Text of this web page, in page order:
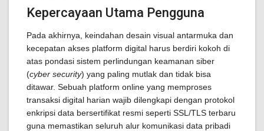
Kepercayaan Utama Pengguna
Pada akhirnya, keindahan desain visual antarmuka dan
kecepatan akses platform digital harus berdiri kokoh di
atas pondasi sistem perlindungan keamanan siber
(cyber security) yang paling mutlak dan tidak bisa
ditawar. Sebuah platform online yang memproses
transaksi digital harian wajib dilengkapi dengan protokol
enkripsi data bersertifikat resmi seperti SSL/TLS terbaru
guna memastikan seluruh alur komunikasi data pribadi